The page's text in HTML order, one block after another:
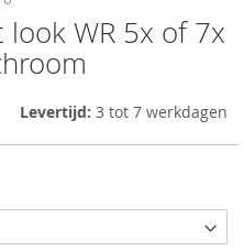
look WR 5x of 7x
Levertijd: 3 tot 7 werkdagen